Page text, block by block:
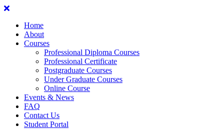
Home
About
Courses
Professional Diploma Courses
Professional Certificate
Postgraduate Courses
Under Graduate Courses
Online Course
Events & News
FAQ
Contact Us
Student Portal